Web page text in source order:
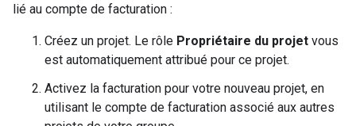
lié au compte de facturation :
Créez un projet. Le rôle Propriétaire du projet vous
est automatiquement attribué pour ce projet.
Activez la facturation pour votre nouveau projet, en
utilisant le compte de facturation associé aux autres